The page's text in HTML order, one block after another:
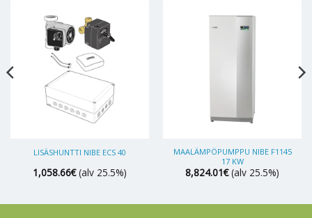
LISÄSHUNTTI NIBE ECS 40
1,058.66€ (alv 25.5%)
MAALÄMPÖPUMPPU NIBE F1145
17 KW
8,824.01€ (alv 25.5%)